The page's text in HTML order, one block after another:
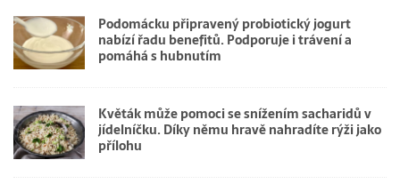
Podomácku připravený probiotický jogurt
nabízí řadu benefitů. Podporuje i trávení a
pomáhá s hubnutím
Květák může pomoci se snížením sacharidů v
jídelníčku. Díky němu hravě nahradíte rýži jako
přílohu